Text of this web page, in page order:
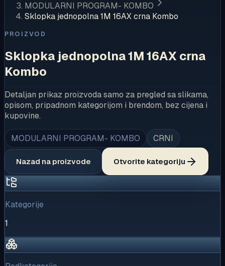
MODULARNI PROGRAM- KOMBO
Sklopka jednopolna 1M 16AX crna Kombo
PROIZVOD
Sklopka jednopolna 1M 16AX crna
Kombo
Detaljan prikaz proizvoda samo za pregled sa slikama,
opisom, pripadnom kategorijom i brendom, bez cijena i
kupovine.
MODULARNI PROGRAM- KOMBO CRNI
Nazad na proizvode Otvorite kategoriju
Kategorije
1